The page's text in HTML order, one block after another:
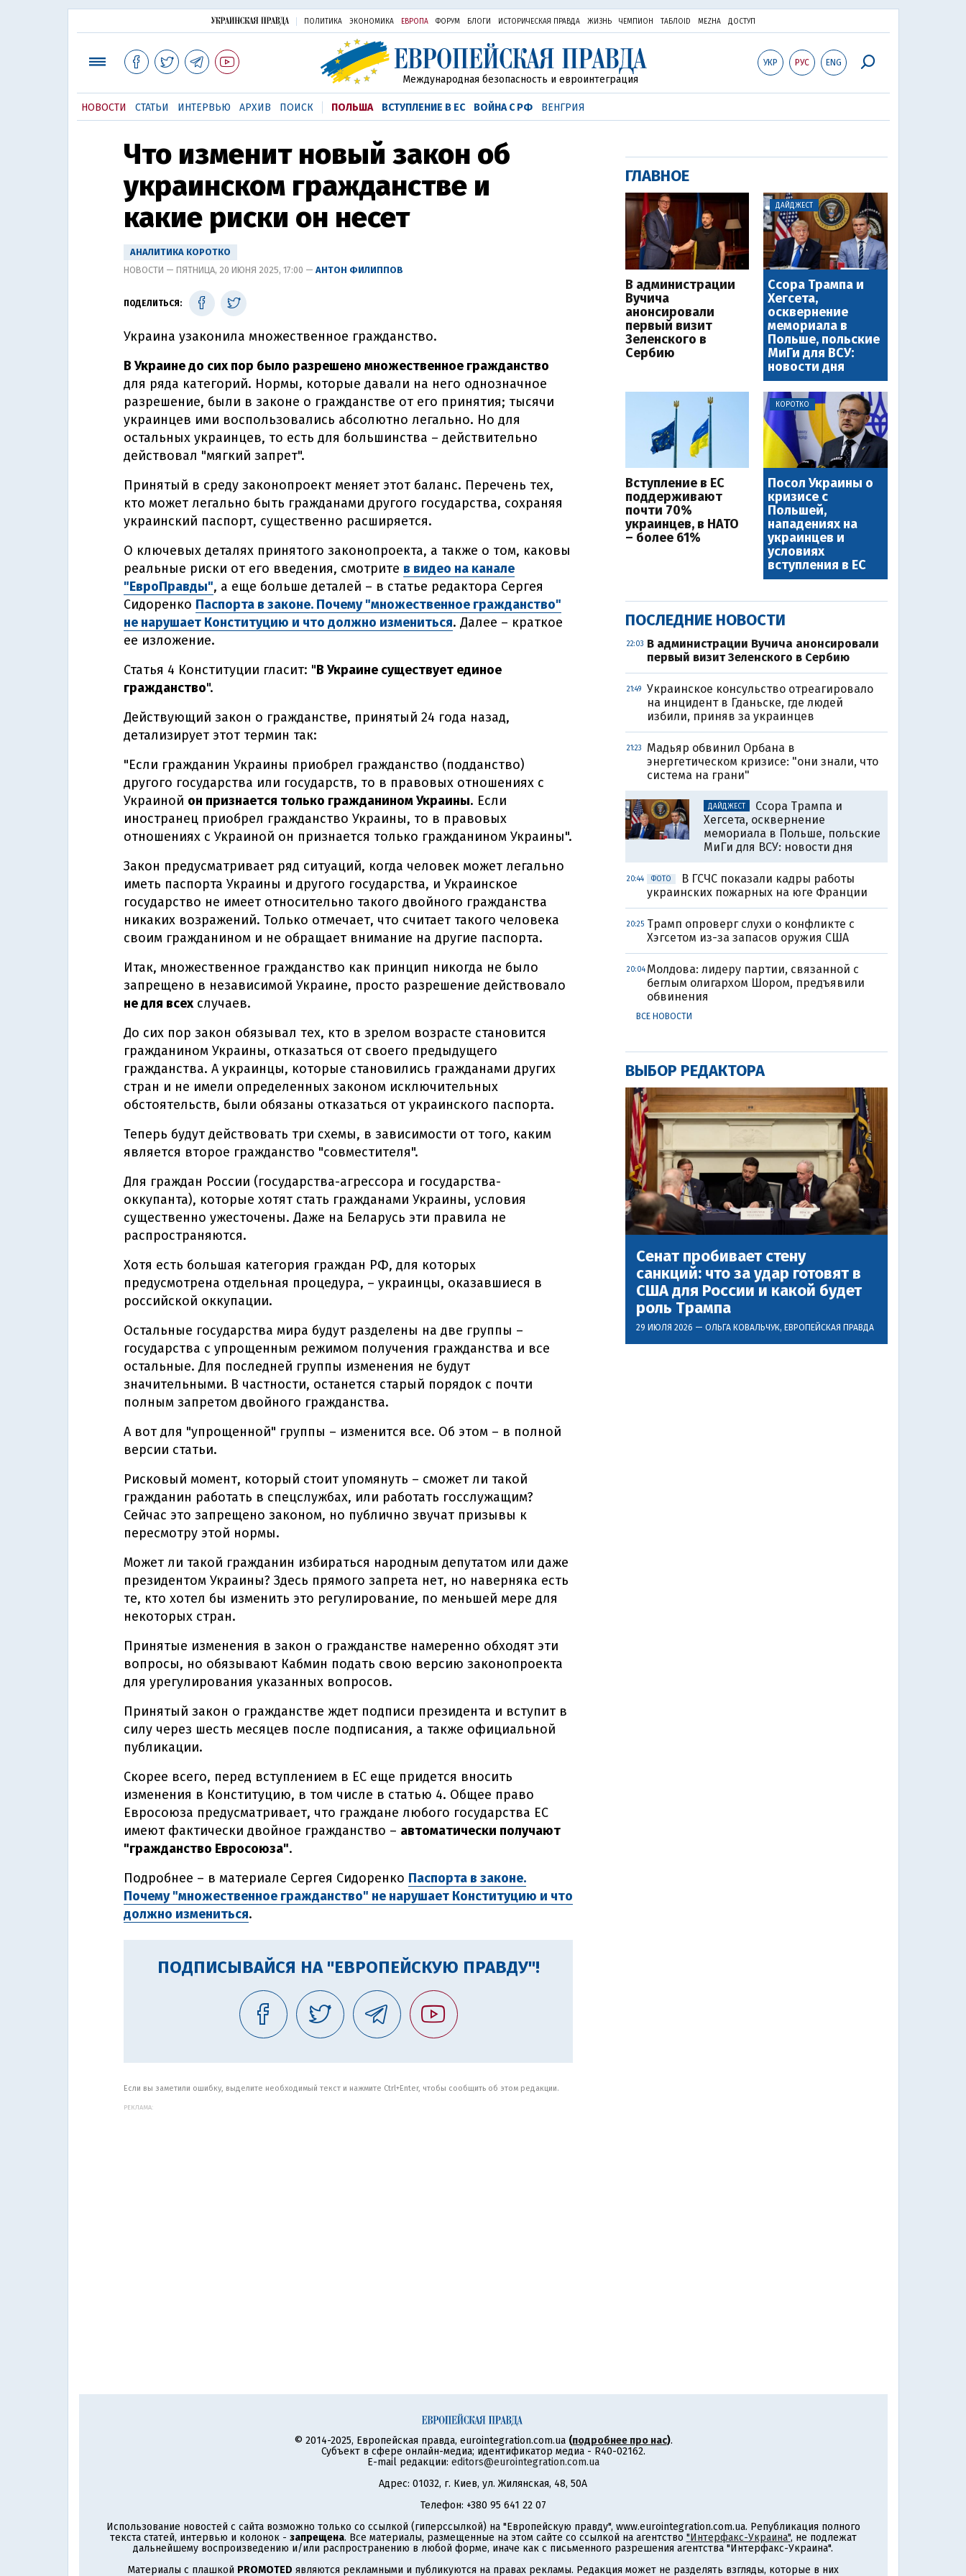
ПОЛИТИКА ЭКОНОМИКА ЕВРОПА ФОРУМ БЛОГИ ИСТОРИЧЕСКАЯ ПРАВДА ЖИЗНЬ ЧЕМПИОН ТАБЛОID MEZHA ДОСТУП
УКР РУС ENG
Международная безопасность и евроинтеграция
НОВОСТИ СТАТЬИ ИНТЕРВЬЮ АРХИВ ПОИСК ПОЛЬША ВСТУПЛЕНИЕ В ЕС ВОЙНА С РФ ВЕНГРИЯ
Что изменит новый закон об
украинском гражданстве и
какие риски он несет
АНАЛИТИКА КОРОТКО
НОВОСТИ — ПЯТНИЦА, 20 ИЮНЯ 2025, 17:00 — АНТОН ФИЛИППОВ
ПОДЕЛИТЬСЯ:
Украина узаконила множественное гражданство.
В Украине до сих пор было разрешено множественное гражданство
для ряда категорий. Нормы, которые давали на него однозначное
разрешение, были в законе о гражданстве от его принятия; тысячи
украинцев ими воспользовались абсолютно легально. Но для
остальных украинцев, то есть для большинства – действительно
действовал "мягкий запрет".
Принятый в среду законопроект меняет этот баланс. Перечень тех,
кто может легально быть гражданами другого государства, сохраняя
украинский паспорт, существенно расширяется.
О ключевых деталях принятого законопроекта, а также о том, каковы
реальные риски от его введения, смотрите в видео на канале
"ЕвроПравды", а еще больше деталей – в статье редактора Сергея
Сидоренко Паспорта в законе. Почему "множественное гражданство"
не нарушает Конституцию и что должно измениться. Далее – краткое
ее изложение.
Статья 4 Конституции гласит: "В Украине существует единое
гражданство".
Действующий закон о гражданстве, принятый 24 года назад,
детализирует этот термин так:
"Если гражданин Украины приобрел гражданство (подданство)
другого государства или государств, то в правовых отношениях с
Украиной он признается только гражданином Украины. Если
иностранец приобрел гражданство Украины, то в правовых
отношениях с Украиной он признается только гражданином Украины".
Закон предусматривает ряд ситуаций, когда человек может легально
иметь паспорта Украины и другого государства, и Украинское
государство не имеет относительно такого двойного гражданства
никаких возражений. Только отмечает, что считает такого человека
своим гражданином и не обращает внимание на другие паспорта.
Итак, множественное гражданство как принцип никогда не было
запрещено в независимой Украине, просто разрешение действовало
не для всехслучаев.
До сих пор закон обязывал тех, кто в зрелом возрасте становится
гражданином Украины, отказаться от своего предыдущего
гражданства. А украинцы, которые становились гражданами других
стран и не имели определенных законом исключительных
обстоятельств, были обязаны отказаться от украинского паспорта.
Теперь будут действовать три схемы, в зависимости от того, каким
является второе гражданство "совместителя".
Для граждан России (государства-агрессора и государства-
оккупанта), которые хотят стать гражданами Украины, условия
существенно ужесточены. Даже на Беларусь эти правила не
распространяются.
Хотя есть большая категория граждан РФ, для которых
предусмотрена отдельная процедура, – украинцы, оказавшиеся в
российской оккупации.
Остальные государства мира будут разделены на две группы –
государства с упрощенным режимом получения гражданства и все
остальные. Для последней группы изменения не будут
значительными. В частности, останется старый порядок с почти
полным запретом двойного гражданства.
А вот для "упрощенной" группы – изменится все. Об этом – в полной
версии статьи.
Рисковый момент, который стоит упомянуть – сможет ли такой
гражданин работать в спецслужбах, или работать госслужащим?
Сейчас это запрещено законом, но публично звучат призывы к
пересмотру этой нормы.
Может ли такой гражданин избираться народным депутатом или даже
президентом Украины? Здесь прямого запрета нет, но наверняка есть
те, кто хотел бы изменить это регулирование, по меньшей мере для
некоторых стран.
Принятые изменения в закон о гражданстве намеренно обходят эти
вопросы, но обязывают Кабмин подать свою версию законопроекта
для урегулирования указанных вопросов.
Принятый закон о гражданстве ждет подписи президента и вступит в
силу через шесть месяцев после подписания, а также официальной
публикации.
Скорее всего, перед вступлением в ЕС еще придется вносить
изменения в Конституцию, в том числе в статью 4. Общее право
Евросоюза предусматривает, что граждане любого государства ЕС
имеют фактически двойное гражданство – автоматически получают
"гражданство Евросоюза".
Подробнее – в материале Сергея Сидоренко Паспорта в законе.
Почему "множественное гражданство" не нарушает Конституцию и что
должно измениться.
ПОДПИСЫВАЙСЯ НА "ЕВРОПЕЙСКУЮ ПРАВДУ"!
Если вы заметили ошибку, выделите необходимый текст и нажмите Ctrl+Enter, чтобы сообщить об этом редакции.
РЕКЛАМА:
ГЛАВНОЕ
В администрации
Вучича
анонсировали
первый визит
Зеленского в
Сербию
ДАЙДЖЕСТ
Ссора Трампа и
Хегсета,
осквернение
мемориала в
Польше, польские
МиГи для ВСУ:
новости дня
Вступление в ЕС
поддерживают
почти 70%
украинцев, в НАТО
– более 61%
КОРОТКО
Посол Украины о
кризисе с
Польшей,
нападениях на
украинцев и
условиях
вступления в ЕС
ПОСЛЕДНИЕ НОВОСТИ
22:03 В администрации Вучича анонсировали
первый визит Зеленского в Сербию
21:49
Украинское консульство отреагировало
на инцидент в Гданьске, где людей
избили, приняв за украинцев
21:23
Мадьяр обвинил Орбана в
энергетическом кризисе: "они знали, что
система на грани"
ДАЙДЖЕСТ
Ссора Трампа и
Хегсета, осквернение
мемориала в Польше, польские
МиГи для ВСУ: новости дня
20:44 ФОТО
В ГСЧС показали кадры работы
украинских пожарных на юге Франции
20:25 Трамп опроверг слухи о конфликте с
Хэгсетом из-за запасов оружия США
20:04 Молдова: лидеру партии, связанной с
беглым олигархом Шором, предъявили
обвинения
ВСЕ НОВОСТИ
ВЫБОР РЕДАКТОРА
Сенат пробивает стену
санкций: что за удар готовят в
США для России и какой будет
роль Трампа
29 ИЮЛЯ 2026 — ОЛЬГА КОВАЛЬЧУК, ЕВРОПЕЙСКАЯ ПРАВДА
© 2014-2025, Европейская правда, eurointegration.com.ua (подробнее про нас).
Субъект в сфере онлайн-медиа; идентификатор медиа - R40-02162.
E-mail редакции: editors@eurointegration.com.ua
Адрес: 01032, г. Киев, ул. Жилянская, 48, 50А
Телефон: +380 95 641 22 07
Использование новостей с сайта возможно только со ссылкой (гиперссылкой) на "Европейскую правду", www.eurointegration.com.ua. Републикация полного
текста статей, интервью и колонок - запрещена. Все материалы, размещенные на этом сайте со ссылкой на агентство "Интерфакс-Украина", не подлежат
дальнейшему воспроизведению и/или распространению в любой форме, иначе как с письменного разрешения агентства "Интерфакс-Украина".
Материалы с плашкой PROMOTED являются рекламными и публикуются на правах рекламы. Редакция может не разделять взгляды, которые в них